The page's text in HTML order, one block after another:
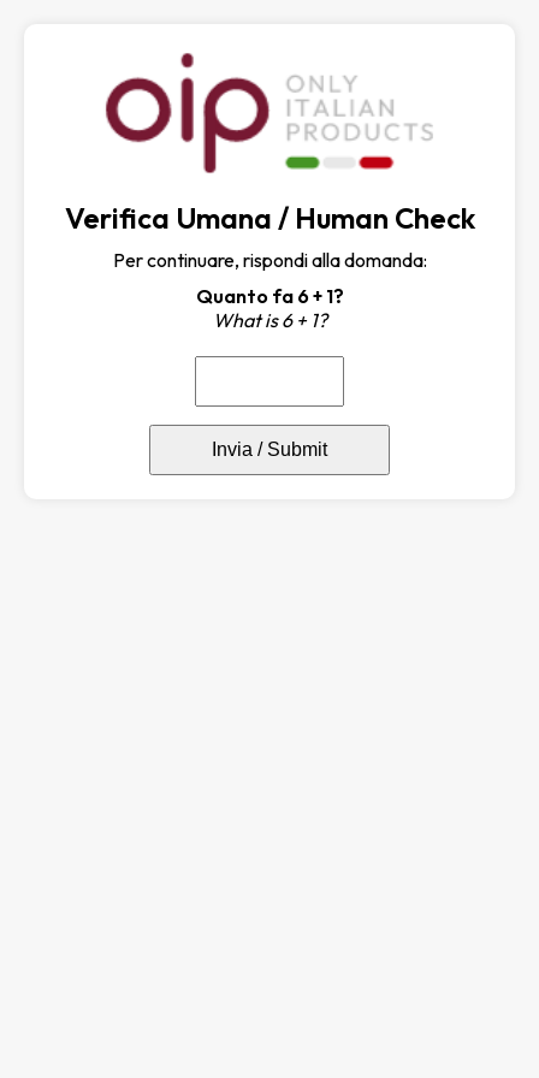
Verifica Umana / Human Check
Per continuare, rispondi alla domanda:
Quanto fa 6 + 1?
What is 6 + 1?
Invia / Submit